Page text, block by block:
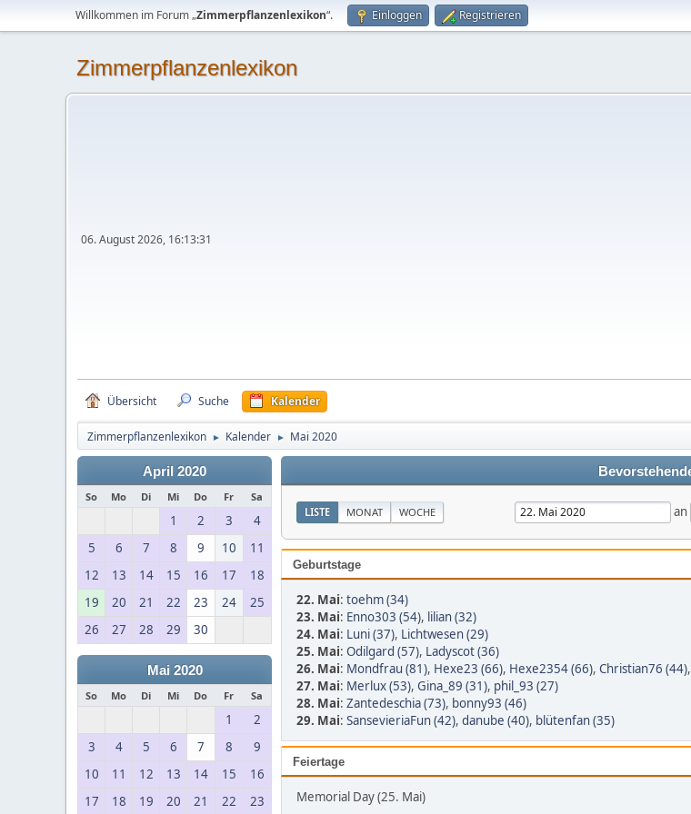
Willkommen im Forum „Zimmerpflanzenlexikon“. Einloggen Registrieren
Zimmerpflanzenlexikon
06. August 2026, 16:13:31
Übersicht Suche Kalender
Zimmerpflanzenlexikon ► Kalender ► Mai 2020
April 2020
So Mo Di Mi Do Fr Sa
1 2 3
4
5
6 7 8 9 10
11
12
13 14 15 16 17
18
19
20 21 22 23 24
25
26
27 28 29 30
Mai 2020
So Mo Di Mi Do Fr Sa
1
2
3
4 5 6 7 8
9
10
11 12 13 14 15
16
17
18 19 20 21 22 23
LISTE MONAT WOCHE an
Geburtstage
22. Mai: toehm (34)
23. Mai: Enno303 (54), lilian (32)
24. Mai: Luni (37), Lichtwesen (29)
25. Mai: Odilgard (57), Ladyscot (36)
26. Mai: Mondfrau (81), Hexe23 (66), Hexe2354 (66), Christian76 (44),
27. Mai: Merlux (53), Gina_89 (31), phil_93 (27)
28. Mai: Zantedeschia (73), bonny93 (46)
29. Mai: SansevieriaFun (42), danube (40), blütenfan (35)
Feiertage
Memorial Day (25. Mai)